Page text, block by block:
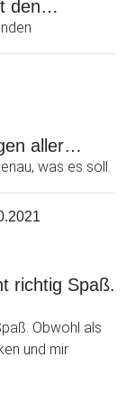
den…
aller…
was es soll.
richtig Spaß.
Obwohl als
und mir